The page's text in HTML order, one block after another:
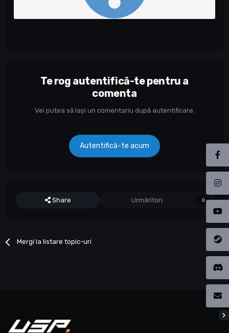
Te rog autentifică-te pentru a
comenta
Vei putea să lași un comentariu după autentificare.
Autentifică-te acum
Share Urmăritori 0
Mergi la listare topic-uri